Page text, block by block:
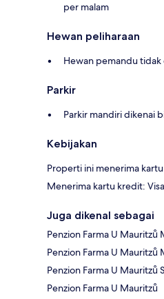
per malam
Hewan peliharaan
Hewan pemandu tidak
Parkir
Parkir mandiri dikenai
Kebijakan
Properti ini menerima
Menerima kartu kredit:
Juga dikenal sebagai
Penzion Farma U Mauritzů
Penzion Farma U Mauritzů
Penzion Farma U Mauritzů
Penzion Farma U Mauritzů